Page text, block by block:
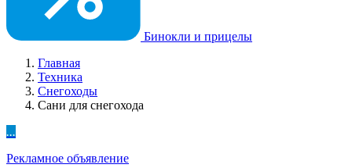
Бинокли и прицелы
Главная
Техника
Снегоходы
Сани для снегохода
...
Рекламное объявление